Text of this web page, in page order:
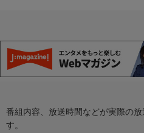
番組内容、放送時間などが実際の
す。